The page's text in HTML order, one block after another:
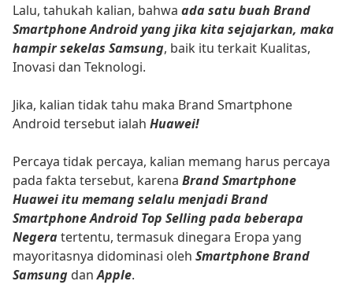
Lalu, tahukah kalian, bahwa ada satu buah Brand
Smartphone Android yang jika kita sejajarkan, maka
hampir sekelas Samsung, baik itu terkait Kualitas,
Inovasi dan Teknologi.
Jika, kalian tidak tahu maka Brand Smartphone
Android tersebut ialah Huawei!
Percaya tidak percaya, kalian memang harus percaya
pada fakta tersebut, karena Brand Smartphone
Huawei itu memang selalu menjadi Brand
Smartphone Android Top Selling pada beberapa
Negeratertentu, termasuk dinegara Eropa yang
mayoritasnya didominasi oleh Smartphone Brand
Samsung danApple.